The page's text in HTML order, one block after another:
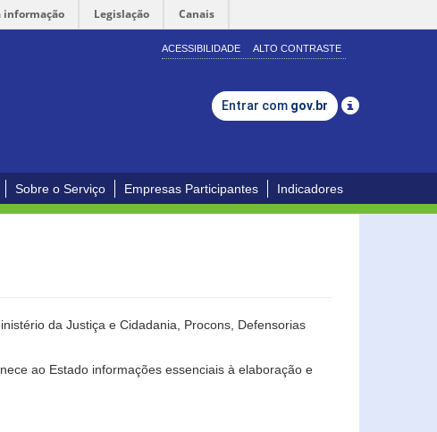
informação Legislação Canais
ACESSIBILIDADE ALTO CONTRASTE
Entrar com gov.br
Sobre o Serviço Empresas Participantes Indicadores
da Justiça e Cidadania, Procons, Defensorias
ao Estado informações essenciais à elaboração e